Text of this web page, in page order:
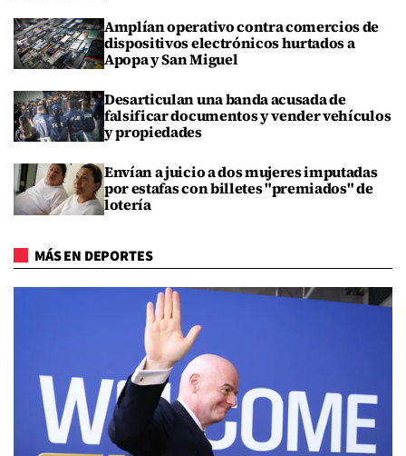
Amplían operativo contra comercios de
dispositivos electrónicos hurtados a
Apopa y San Miguel
Desarticulan una banda acusada de
falsificar documentos y vender vehículos
y propiedades
Envían a juicio a dos mujeres imputadas
por estafas con billetes "premiados" de
lotería
MÁS EN DEPORTES